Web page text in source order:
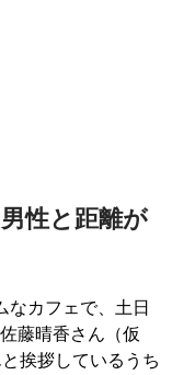
性と距離が
カフェで、土日
藤晴香さん（仮
挨拶しているうち